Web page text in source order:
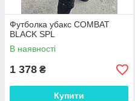
Футболка убакс COMBAT
BLACK SPL
В наявності
1 378 ₴
Купити